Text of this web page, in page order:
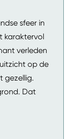
sfeer in
karaktervol
verleden
op de
gezellig.
Dat